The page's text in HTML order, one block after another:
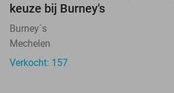
keuze bij Burney's
Burney´s
Mechelen
Verkocht: 157